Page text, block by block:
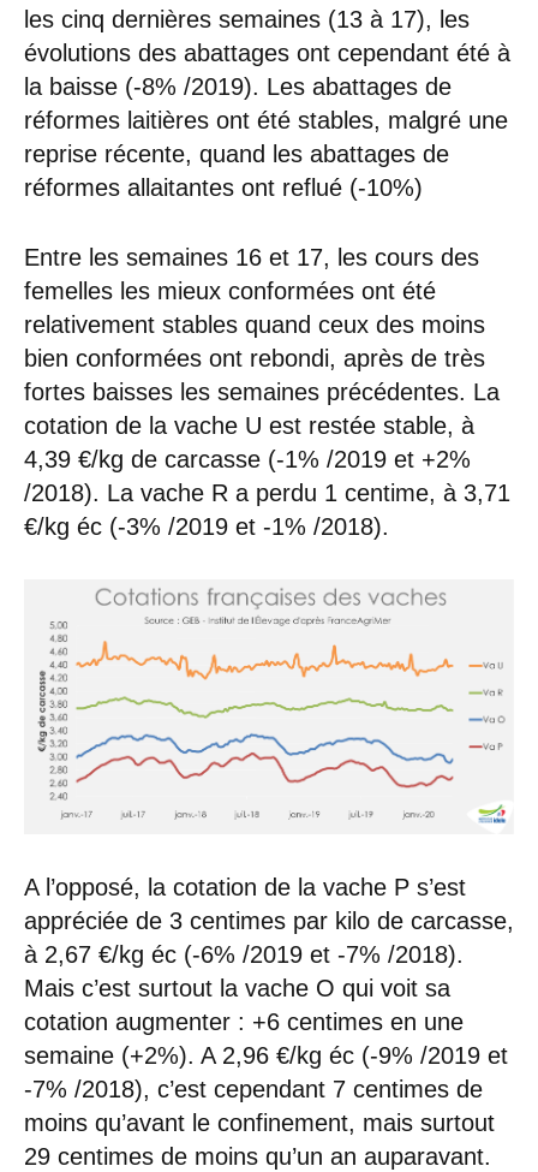
les cinq dernières semaines (13 à 17), les
évolutions des abattages ont cependant été à
la baisse (-8% /2019). Les abattages de
réformes laitières ont été stables, malgré une
reprise récente, quand les abattages de
réformes allaitantes ont reflué (-10%)
Entre les semaines 16 et 17, les cours des
femelles les mieux conformées ont été
relativement stables quand ceux des moins
bien conformées ont rebondi, après de très
fortes baisses les semaines précédentes. La
cotation de la vache U est restée stable, à
4,39 €/kg de carcasse (-1% /2019 et +2%
/2018). La vache R a perdu 1 centime, à 3,71
€/kg éc (-3% /2019 et -1% /2018).
A l’opposé, la cotation de la vache P s’est
appréciée de 3 centimes par kilo de carcasse,
à 2,67 €/kg éc (-6% /2019 et -7% /2018).
Mais c’est surtout la vache O qui voit sa
cotation augmenter : +6 centimes en une
semaine (+2%). A 2,96 €/kg éc (-9% /2019 et
-7% /2018), c’est cependant 7 centimes de
moins qu’avant le confinement, mais surtout
29 centimes de moins qu’un an auparavant.